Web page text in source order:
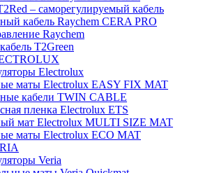
– саморегулируемый кабель
кабель Raychem CERA PRO
Raychem
T2Green
Electrolux
маты Electrolux EASY FIX MAT
кабели TWIN CABLE
пленка Electrolux ETS
мат Electrolux MULTI SIZE MAT
маты Electrolux ECO MAT
Veria